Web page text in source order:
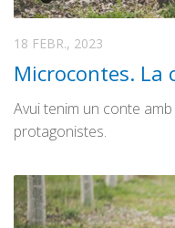
18 FEBR., 2023
Microcontes. La
Avui tenim un conte
protagonistes.